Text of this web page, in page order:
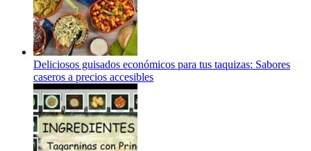
Deliciosos guisados económicos para tus taquizas: Sabores
caseros a precios accesibles